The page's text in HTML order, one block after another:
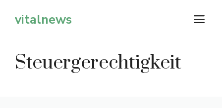
Inhaltvitalnews
Steuergerechtigkeit